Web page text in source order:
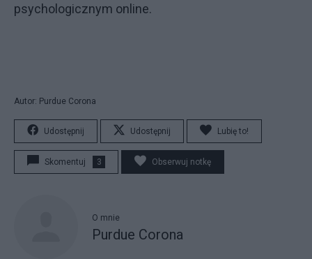
psychologicznym online.
Autor: Purdue Corona
Udostępnij Udostępnij Lubię to!
Skomentuj 3 Obserwuj notkę
O mnie
Purdue Corona